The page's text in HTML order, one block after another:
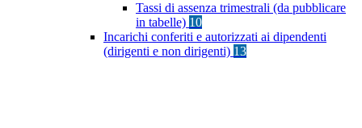
Tassi di assenza trimestrali (da pubblicare
in tabelle) 10
Incarichi conferiti e autorizzati ai dipendenti
(dirigenti e non dirigenti) 13